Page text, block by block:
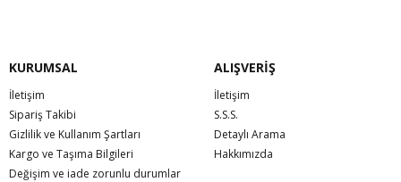
KURUMSAL
İletişim
Sipariş Takibi
Gizlilik ve Kullanım Şartları
Kargo ve Taşıma Bilgileri
Değişim ve iade zorunlu durumlar
ALIŞVERİŞ
İletişim
S.S.S.
Detaylı Arama
Hakkımızda